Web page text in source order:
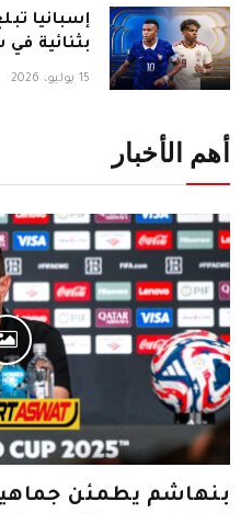
بثنائية
15 يوليو، 2026
أهم الأخبار
بنهاشم يطمئن جماهير